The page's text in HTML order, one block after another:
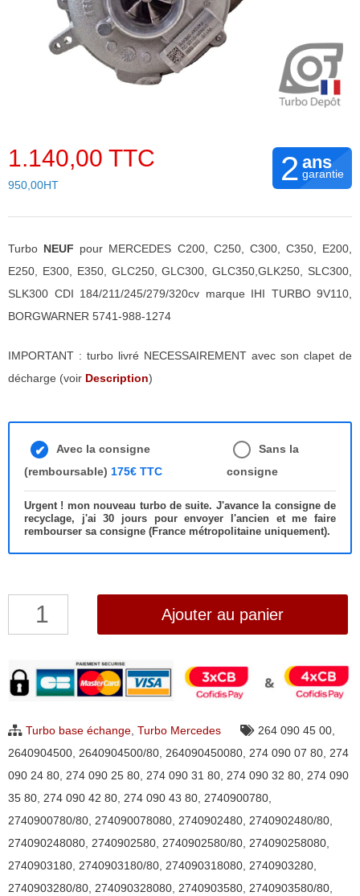
1.140,00 TTC
950,00HT 2 ans
garantie
Turbo NEUF pour MERCEDES C200, C250, C300, C350, E200,
E250, E300, E350, GLC250, GLC300, GLC350,GLK250, SLC300,
SLK300 CDI 184/211/245/279/320cv marque IHI TURBO 9V110,
BORGWARNER 5741-988-1274
IMPORTANT : turbo livré NECESSAIREMENT avec son clapet de
décharge (voir Description)
Avec la consigne
(remboursable) 175€ TTC
Sans la
consigne
Urgent ! mon nouveau turbo de suite. J'avance la consigne de
recyclage, j'ai 30 jours pour envoyer l'ancien et me faire
rembourser sa consigne (France métropolitaine uniquement).
quantité
NEUF
pour
C200,
Ajouter au panier
Turbo base échange, Turbo Mercedes 264 090 45 00,
2640904500, 2640904500/80, 264090450080, 274 090 07 80, 274
090 24 80, 274 090 25 80, 274 090 31 80, 274 090 32 80, 274 090
35 80, 274 090 42 80, 274 090 43 80, 2740900780,
2740900780/80, 274090078080, 2740902480, 2740902480/80,
274090248080, 2740902580, 2740902580/80, 274090258080,
2740903180, 2740903180/80, 274090318080, 2740903280,
2740903280/80, 274090328080, 2740903580, 2740903580/80,